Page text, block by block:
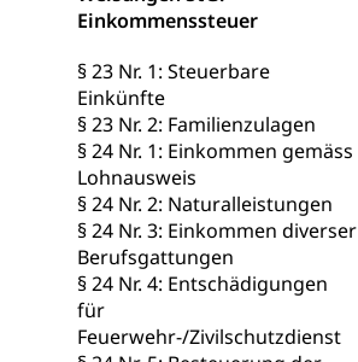
Einkommenssteuer
§ 23 Nr. 1: Steuerbare
Einkünfte
§ 23 Nr. 2: Familienzulagen
§ 24 Nr. 1: Einkommen gemäss
Lohnausweis
§ 24 Nr. 2: Naturalleistungen
§ 24 Nr. 3: Einkommen diverser
Berufsgattungen
§ 24 Nr. 4: Entschädigungen
für
Feuerwehr-/Zivilschutzdienst